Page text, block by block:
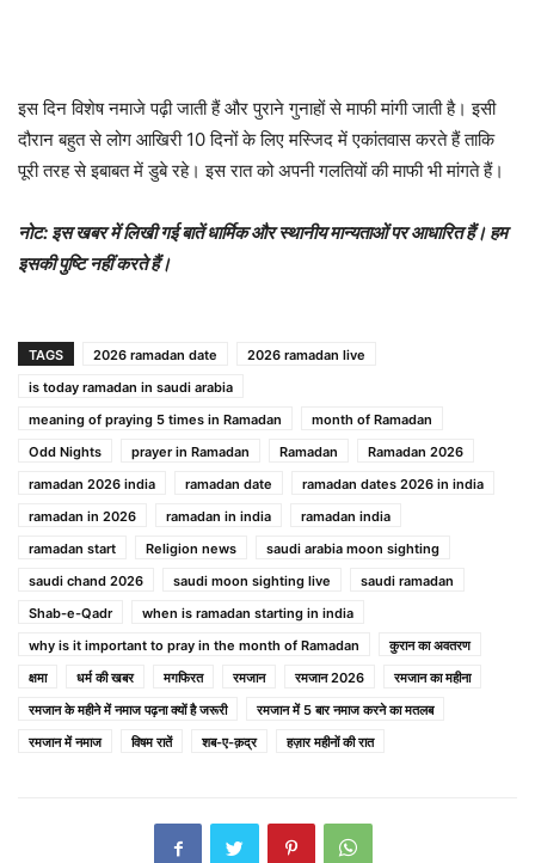
इस दिन विशेष नमाजे पढ़ी जाती हैं और पुराने गुनाहों से माफी मांगी जाती है। इसी
दौरान बहुत से लोग आखिरी 10 दिनों के लिए मस्जिद में एकांतवास करते हैं ताकि
पूरी तरह से इबाबत में डुबे रहे। इस रात को अपनी गलतियों की माफी भी मांगते हैं।
नोट: इस खबर में लिखी गई बातें धार्मिक और स्थानीय मान्यताओं पर आधारित हैं। हम
इसकी पुष्टि नहीं करते हैं।
TAGS 2026 ramadan date
2026 ramadan live
is today ramadan in saudi arabia
meaning of praying 5 times in Ramadan
month of Ramadan
Odd Nights
prayer in Ramadan Ramadan
Ramadan 2026
ramadan 2026 india
ramadan date
ramadan dates 2026 in india
ramadan in 2026
ramadan in india
ramadan india
ramadan start
Religion news
saudi arabia moon sighting
saudi chand 2026
saudi moon sighting live
saudi ramadan
Shab-e-Qadr
when is ramadan starting in india
why is it important to pray in the month of Ramadan
कुरान का अवतरण
क्षमा
धर्म की खबर मगफिरत रमजान रमजान 2026
रमजान का महीना
रमजान के महीने में नमाज पढ़ना क्यों है जरूरी
रमजान में 5 बार नमाज करने का मतलब
रमजान में नमाज
विषम रातें शब-ए-क़द्र हज़ार महीनों की रात